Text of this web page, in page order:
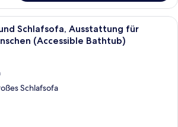
Ein Hotelzimmer mit Küchenzeile,
Schlafsofa, Ausstattung für
(Accessible Bathtub)
Schlafsofa